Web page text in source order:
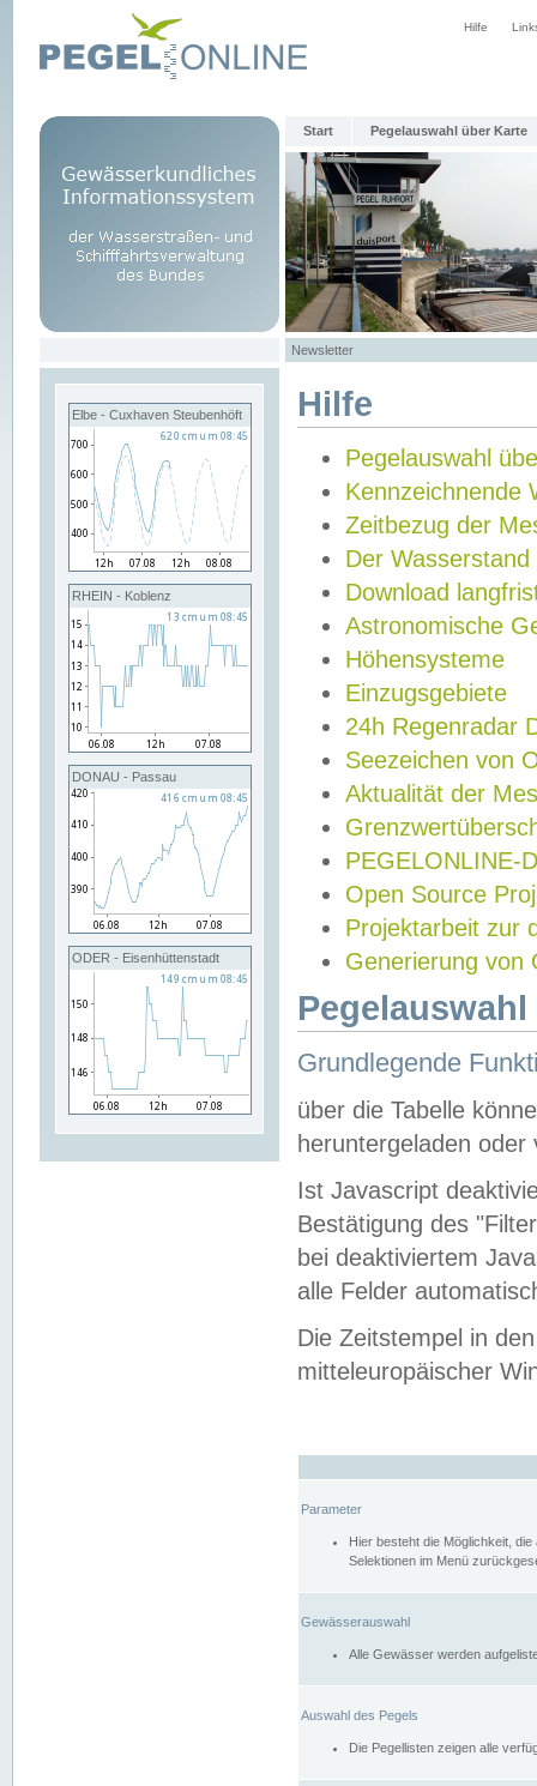
Hilfe
Start Pegelauswahl über Karte
Newsletter
Elbe - Cuxhaven Steubenhöft
RHEIN - Koblenz
DONAU - Passau
ODER - Eisenhüttenstadt
Hilfe
Pegelauswahl
Kennzeichnende
Zeitbezug der
Der Wasserstand
Download
Astronomische
Höhensysteme
Einzugsgebiete
24h Regenradar
Seezeichen von
Aktualität der
PEGELONLINE-
Open Source
Projektarbeit zur
Generierung von
Grundlegende
über die Tabelle
heruntergeladen oder
Ist Javascript
Bestätigung des
bei deaktiviertem
alle Felder
Die Zeitstempel in
mitteleuropäischer
Parameter
Hier besteht die Möglichkeit,
Selektionen im Menü
Gewässerauswahl
Alle Gewässer werden
Auswahl des Pegels
Die Pegellisten zeigen alle